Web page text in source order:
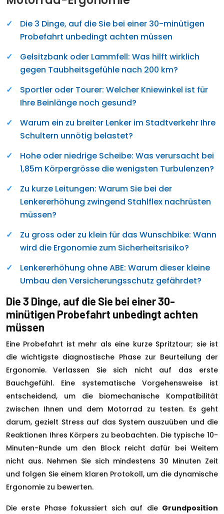
Die 3 Dinge, auf die Sie bei einer 30-minütigen
Probefahrt unbedingt achten müssen
Gelsitzbank oder Lammfell: Was hilft wirklich
gegen Taubheitsgefühle nach 200 km?
Sportler oder Tourer: Welcher Kniewinkel ist für
Ihre Beinlänge noch gesund?
Warum ein zu breiter Lenker im Stadtverkehr Ihre
Schultern unnötig belastet?
Hohe oder niedrige Scheibe: Was verursacht bei
1,85m Körpergrösse die wenigsten Turbulenzen?
Zu kurze Leitungen: Warum Sie bei der
Lenkererhöhung zwingend Stahlflex nachrüsten
müssen?
Zu gross oder zu klein für das Wunschbike: Wann
wird die Ergonomie zum Sicherheitsrisiko?
Lenkererhöhung ohne ABE: Warum dieser kleine
Umbau den Versicherungsschutz gefährdet?
Die 3 Dinge, auf die Sie bei einer 30-
minütigen Probefahrt unbedingt achten
müssen
Eine Probefahrt ist mehr als eine kurze Spritztour; sie ist
die wichtigste diagnostische Phase zur Beurteilung der
Ergonomie. Verlassen Sie sich nicht auf das erste
Bauchgefühl. Eine systematische Vorgehensweise ist
entscheidend, um die biomechanische Kompatibilität
zwischen Ihnen und dem Motorrad zu testen. Es geht
darum, gezielt Stress auf das System auszuüben und die
Reaktionen Ihres Körpers zu beobachten. Die typische 10-
Minuten-Runde um den Block reicht dafür bei Weitem
nicht aus. Nehmen Sie sich mindestens 30 Minuten Zeit
und folgen Sie einem klaren Protokoll, um die dynamische
Ergonomie zu bewerten.
Die erste Phase fokussiert sich auf die Grundposition